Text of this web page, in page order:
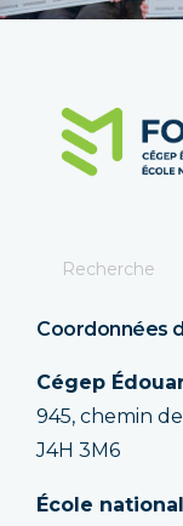
Coordonnées
Cégep
945, chemin
J4H 3M6
École